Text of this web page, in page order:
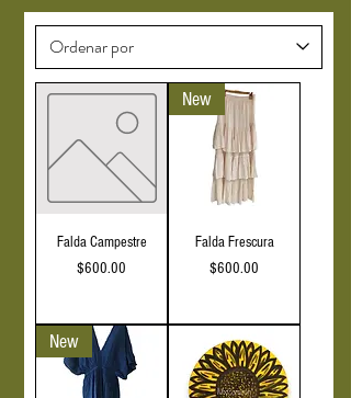
Falda Campestre
Precio
$600.00
New
Falda Frescura
Precio
$600.00
New